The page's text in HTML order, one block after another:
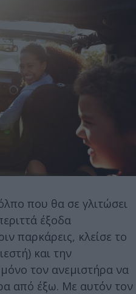
που θα σε γλιτώσει
έξοδα
παρκάρεις, κλείσε το
και την
τον ανεμιστήρα να
από έξω. Με αυτόν τον